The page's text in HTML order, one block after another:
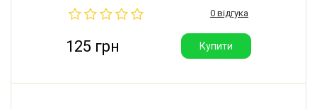
0 відгука
125 грн Купити